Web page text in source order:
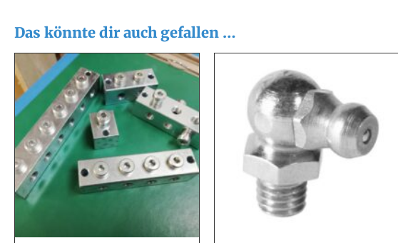
Das könnte dir auch gefallen …